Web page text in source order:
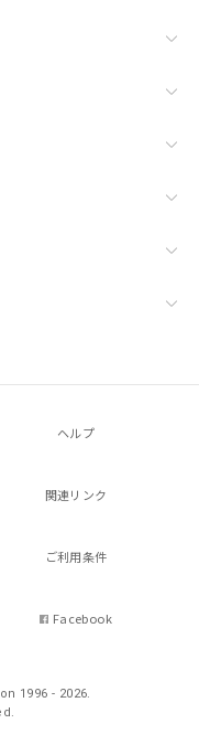
ヘルプ
関連リンク
ご利用条件
Facebook
1996 - 2026.